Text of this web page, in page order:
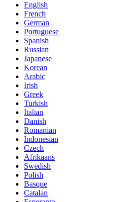
English
French
German
Portuguese
Spanish
Russian
Japanese
Korean
Arabic
Irish
Greek
Turkish
Italian
Danish
Romanian
Indonesian
Czech
Afrikaans
Swedish
Polish
Basque
Catalan